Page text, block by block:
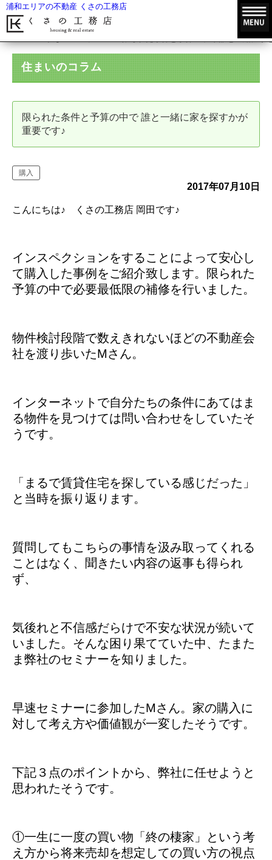
浦和エリアの不動産 くさの工務店
限られた条件と予算の中で 誰と一緒に家
住まいのコラム
限られた条件と予算の中で 誰と一緒に家を探すかが
重要です♪
購入
2017年07月10日
こんにちは♪ くさの工務店 岡田です♪
インスペクションをすることによって安心し
て購入した事例をご紹介致します。限られた
予算の中で必要最低限の補修を行いました。
物件検討段階で数えきれないほどの不動産会
社を渡り歩いたMさん。
インターネットで自分たちの条件にあてはま
る物件を見つけては問い合わせをしていたそ
うです。
「まるで賃貸住宅を探している感じだった」
と当時を振り返ります。
質問してもこちらの事情を汲み取ってくれる
ことはなく、聞きたい内容の返事も得られ
ず、
気後れと不信感だらけで不安な状況が続いて
いました。そんな困り果てていた中、たまた
ま弊社のセミナーを知りました。
早速セミナーに参加したMさん。家の購入に
対して考え方や価値観が一変したそうです。
下記３点のポイントから、弊社に任せようと
思われたそうです。
①一生に一度の買い物「終の棲家」という考
え方から将来売却を想定しての買い方の視点